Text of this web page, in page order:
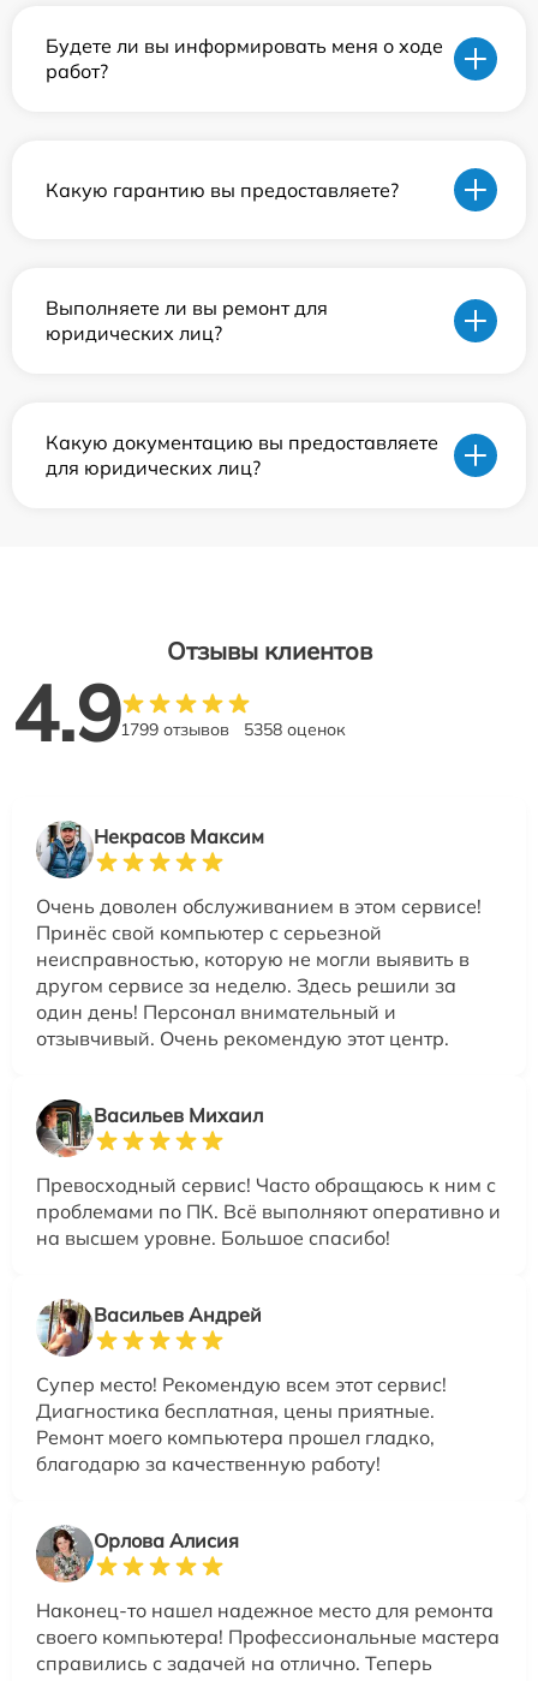
Будете ли вы информировать меня о ходе
работ?
Какую гарантию вы предоставляете?
Выполняете ли вы ремонт для
юридических лиц?
Какую документацию вы предоставляете
для юридических лиц?
Отзывы клиентов
4.91799 отзывов 5358 оценок
Некрасов Максим
Очень доволен обслуживанием в этом сервисе!
Принёс свой компьютер с серьезной
неисправностью, которую не могли выявить в
другом сервисе за неделю. Здесь решили за
один день! Персонал внимательный и
отзывчивый. Очень рекомендую этот центр.
Васильев Михаил
Превосходный сервис! Часто обращаюсь к ним с
проблемами по ПК. Всё выполняют оперативно и
на высшем уровне. Большое спасибо!
Васильев Андрей
Супер место! Рекомендую всем этот сервис!
Диагностика бесплатная, цены приятные.
Ремонт моего компьютера прошел гладко,
благодарю за качественную работу!
Орлова Алисия
Наконец-то нашел надежное место для ремонта
своего компьютера! Профессиональные мастера
справились с задачей на отлично. Теперь